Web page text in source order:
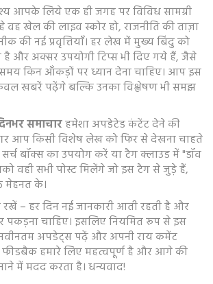
आपके लिये एक ही जगह पर विविध सामग्री
वह खेल की लाइव स्कोर हो, राजनीति की ताज़ा
की नई प्रवृत्तियाँ। हर लेख में मुख्य बिंदु को
है और अक्सर उपयोगी टिप्स भी दिए गये हैं, जैसे
किन आँकड़ों पर ध्यान देना चाहिए। आप इस
खबरें पढ़ेंगे बल्कि उनका विश्लेषण भी समझ
समाचारहमेशा अपडेटेड कंटेंट देने की
आप किसी विशेष लेख को फिर से देखना चाहते
बॉक्स का उपयोग करें या टैग क्लाउड में "डॉव
वही सभी पोस्ट मिलेंगे जो इस टैग से जुड़े हैं,
मेहनत के।
– हर दिन नई जानकारी आती रहती है और
चाहिए। इसलिए नियमित रूप से इस
अपडेट्स पढ़ें और अपनी राय कमेंट
हमारे लिए महत्वपूर्ण है और आगे की
में मदद करता है। धन्यवाद!